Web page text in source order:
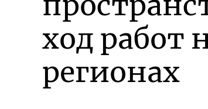
ход работ
регионах